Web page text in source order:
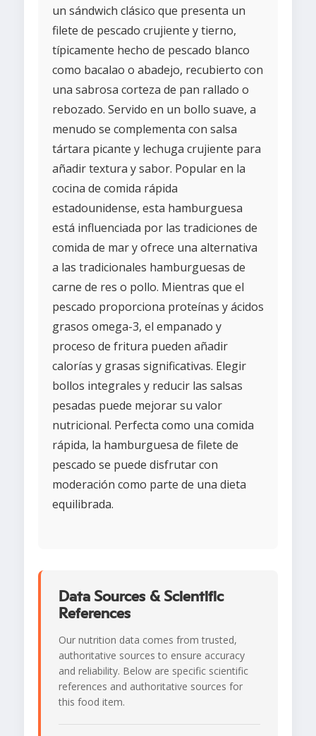
un sándwich clásico que presenta un
filete de pescado crujiente y tierno,
típicamente hecho de pescado blanco
como bacalao o abadejo, recubierto con
una sabrosa corteza de pan rallado o
rebozado. Servido en un bollo suave, a
menudo se complementa con salsa
tártara picante y lechuga crujiente para
añadir textura y sabor. Popular en la
cocina de comida rápida
estadounidense, esta hamburguesa
está influenciada por las tradiciones de
comida de mar y ofrece una alternativa
a las tradicionales hamburguesas de
carne de res o pollo. Mientras que el
pescado proporciona proteínas y ácidos
grasos omega-3, el empanado y
proceso de fritura pueden añadir
calorías y grasas significativas. Elegir
bollos integrales y reducir las salsas
pesadas puede mejorar su valor
nutricional. Perfecta como una comida
rápida, la hamburguesa de filete de
pescado se puede disfrutar con
moderación como parte de una dieta
equilibrada.
Data Sources & Scientific
References
Our nutrition data comes from trusted,
authoritative sources to ensure accuracy
and reliability. Below are specific scientific
references and authoritative sources for
this food item.